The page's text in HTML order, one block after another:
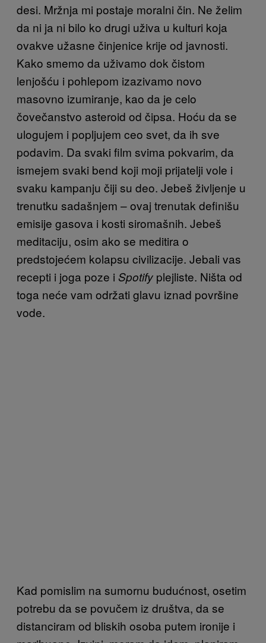
desi. Mržnja mi postaje moralni čin. Ne želim
da ni ja ni bilo ko drugi uživa u kulturi koja
ovakve užasne činjenice krije od javnosti.
Kako smemo da uživamo dok čistom
lenjošću i pohlepom izazivamo novo
masovno izumiranje, kao da je celo
čovečanstvo asteroid od čipsa. Hoću da se
ulogujem i popljujem ceo svet, da ih sve
podavim. Da svaki film svima pokvarim, da
ismejem svaki bend koji moji prijatelji vole i
svaku kampanju čiji su deo. Jebeš življenje u
trenutku sadašnjem – ovaj trenutak definišu
emisije gasova i kosti siromašnih. Jebeš
meditaciju, osim ako se meditira o
predstojećem kolapsu civilizacije. Jebali vas
recepti i joga poze i Spotify plejliste. Ništa od
toga neće vam održati glavu iznad površine
vode.
Kad pomislim na sumornu budućnost, osetim
potrebu da se povučem iz društva, da se
distanciram od bliskih osoba putem ironije i